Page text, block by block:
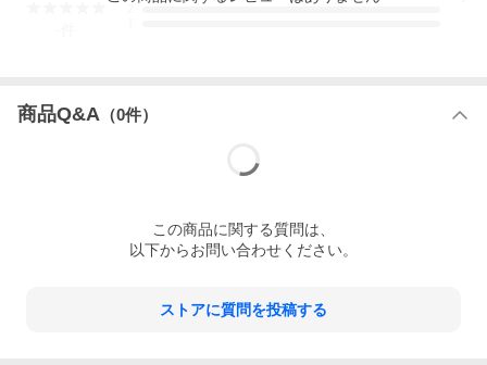
商品Q&A （0件）
この商品に関する質問は、
以下からお問い合わせください。
ストアに質問を投稿する